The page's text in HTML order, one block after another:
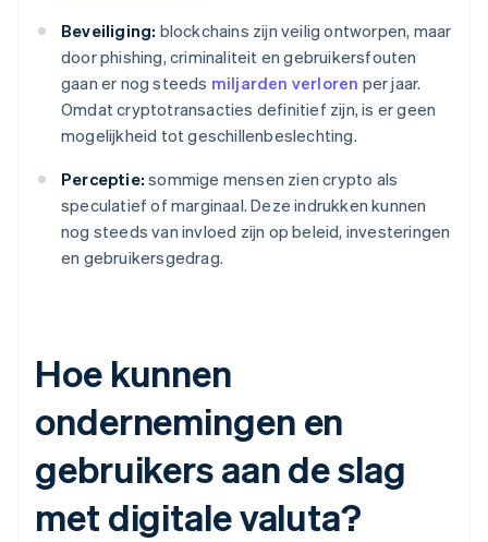
Beveiliging: blockchains zijn veilig ontworpen, maar
door phishing, criminaliteit en gebruikersfouten
gaan er nog steeds miljarden verloren per jaar.
Omdat cryptotransacties definitief zijn, is er geen
mogelijkheid tot geschillenbeslechting.
Perceptie: sommige mensen zien crypto als
speculatief of marginaal. Deze indrukken kunnen
nog steeds van invloed zijn op beleid, investeringen
en gebruikersgedrag.
Hoe kunnen
ondernemingen en
gebruikers aan de slag
met digitale valuta?